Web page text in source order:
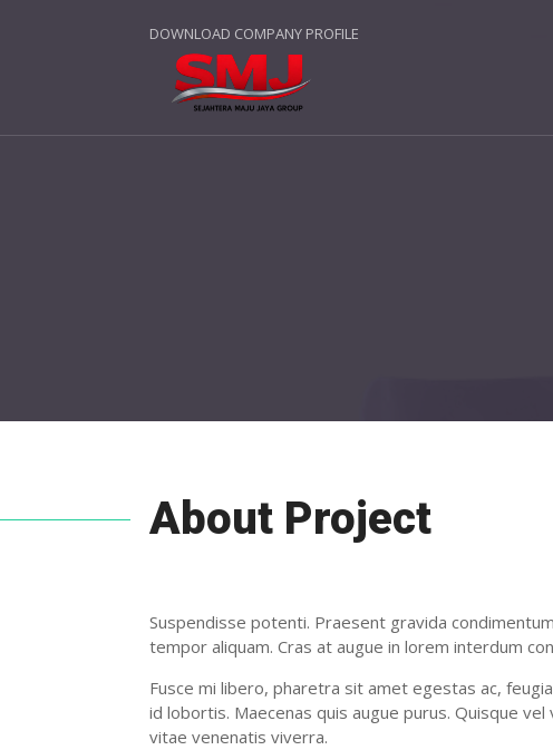
DOWNLOAD COMPANY PROFILE
About Project
Suspendisse potenti. Praesent gravida
tempor aliquam. Cras at augue in lorem interdum
Fusce mi libero, pharetra sit amet egestas ac,
id lobortis. Maecenas quis augue purus. Quisque
vitae venenatis viverra.